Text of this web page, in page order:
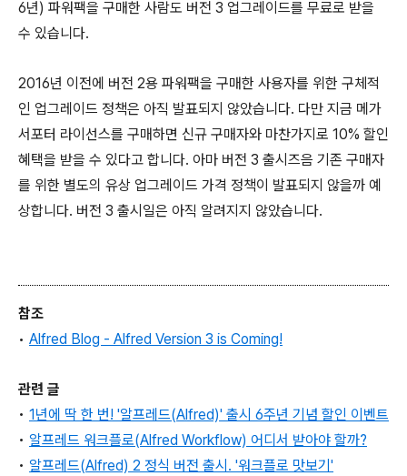
6년) 파워팩을 구매한 사람도 버전 3 업그레이드를 무료로 받을
수 있습니다.
2016년 이전에 버전 2용 파워팩을 구매한 사용자를 위한 구체적
인 업그레이드 정책은 아직 발표되지 않았습니다. 다만 지금 메가
서포터 라이선스를 구매하면 신규 구매자와 마찬가지로 10% 할인
혜택을 받을 수 있다고 합니다. 아마 버전 3 출시즈음 기존 구매자
를 위한 별도의 유상 업그레이드 가격 정책이 발표되지 않을까 예
상합니다. 버전 3 출시일은 아직 알려지지 않았습니다.
참조
• Alfred Blog - Alfred Version 3 is Coming!
관련 글
• 1년에 딱 한 번! '알프레드(Alfred)' 출시 6주년 기념 할인 이벤트
• 알프레드 워크플로(Alfred Workflow) 어디서 받아야 할까?
• 알프레드(Alfred) 2 정식 버전 출시. '워크플로 맛보기'